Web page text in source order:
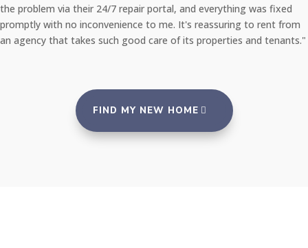
the problem via their 24/7 repair portal, and everything was fixed
promptly with no inconvenience to me. It's reassuring to rent from
an agency that takes such good care of its properties and tenants."
FIND MY NEW HOME